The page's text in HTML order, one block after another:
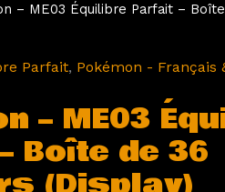
– ME03 Équilibre Parfait –
Parfait, Pokémon - Français
– ME03
Boîte de 36